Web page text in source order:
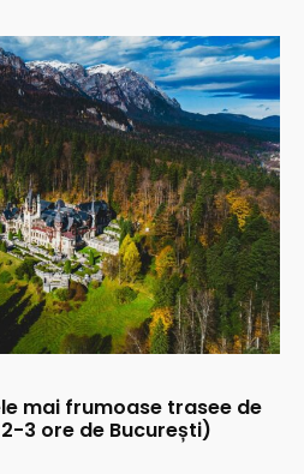
mai frumoase trasee de
3 ore de București)